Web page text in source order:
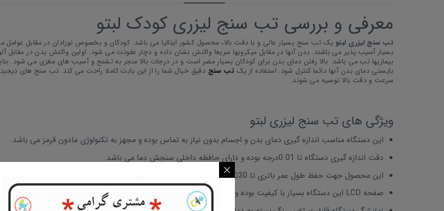
معرفی و بررسی تب سنج لیزری کودک لبتو
تب سنج لیزری لبتو یک تب سنج بسیار عالی و با دقت بالا، محصول کشور ایتالیا می باشد. کودکان و بخصوص نوزادان در مقابل عوامل
بسیار آسیب پذیر می باشند. بدن آنها در مقابل میکروبها سریعا واکنش نشان داده و دچار عفونت می شود. اولین واکنش بدن در مقابل
بیماریها تب می باشد. بالا رفتن دمای بدن برای کودکان بسیار مضر است و در درجات بالا منجر به تشنج و آسیب های مغزی می شود.
بایستی دمای بدن آنها دائما کنترل شود. استفاده از یک تب سنج دقیق خیال شما را از این بابت کاملا راحت می کند. تب سنج های
سرعت و دقت بالا توصیه می شوند.
ویژگی های تب سنج لیزری لبتو
این دستگاه مناسب اندازه گیری دمای بدن و اجسام بدون نیاز به تماس بوده و مجهز به تکنولوژی مادون قرمز می باشد.
دقت اندازه گیری دستگاه تا 0.01درجه بوده و دارای حافظه داخلی سنجش دما می باشد.
این محصول جهت حفظ طول عمر باتری تا 30ثانیه روشن بوده و سپس اتوماتیک خاموش می شود.
صفحه LCD این دستگاه بسیار با کیفیت بوده و دارای نمایشگر در تاریکی شب می باشد.